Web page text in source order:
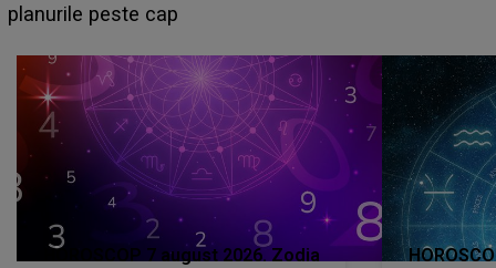
sa: "I-am spus și ei în față, eu nu te iubesc pentru
HOROSCOP 7 august 2026. Zodia